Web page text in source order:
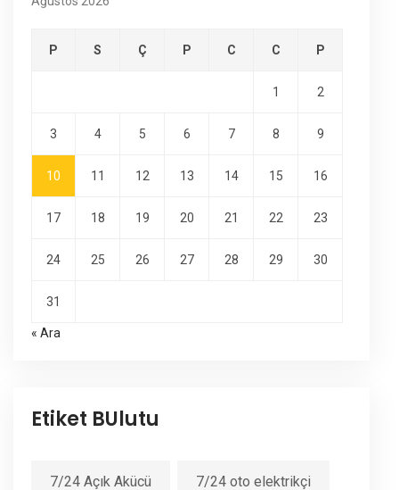
P S Ç P C C P
1 2
3 4 5 6 7 8 9
10 11 12 13 14 15 16
17 18 19 20 21 22 23
24 25 26 27 28 29 30
31
« Ara
Etiket BUlutu
7/24 Açık Akücü 7/24 oto elektrikçi